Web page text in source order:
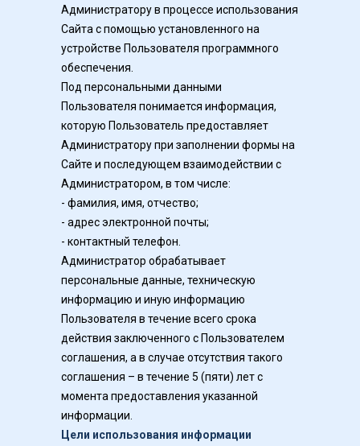
Администратору в процессе использования
Сайта с помощью установленного на
устройстве Пользователя программного
обеспечения.
Под персональными данными
Пользователя понимается информация,
которую Пользователь предоставляет
Администратору при заполнении формы на
Сайте и последующем взаимодействии с
Администратором, в том числе:
- фамилия, имя, отчество;
- адрес электронной почты;
- контактный телефон.
Администратор обрабатывает
персональные данные, техническую
информацию и иную информацию
Пользователя в течение всего срока
действия заключенного с Пользователем
соглашения, а в случае отсутствия такого
соглашения – в течение 5 (пяти) лет с
момента предоставления указанной
информации.
Цели использования информации